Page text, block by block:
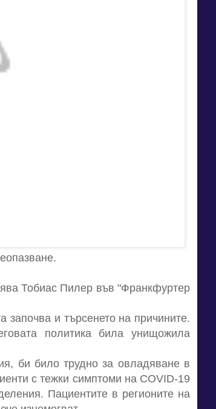
Тобиас Пилер във "Франкфуртер
и търсенето на причините.
политика била унищожила
би било трудно за овладяване в
с тежки симптоми на COVID-19
Пациентите в регионите на